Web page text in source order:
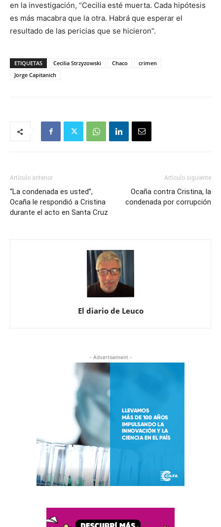
en la investigación, “Cecilia esté muerta. Cada hipótesis
es más macabra que la otra. Habrá que esperar el
resultado de las pericias que se hicieron”.
ETIQUETAS Cecilia Strzyzowski Chaco
crimen
Jorge Capitanich
Artículo anterior
“La condenada es usted”,
Ocaña le respondió a Cristina
durante el acto en Santa Cruz
Artículo siguiente
Ocaña contra Cristina, la
condenada por corrupción
El diario de Leuco
- Advertisement -